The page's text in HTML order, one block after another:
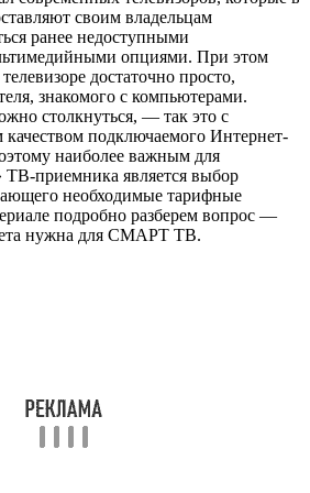
скоростная характеристика
от просматриваемых
предоставляют контент разного
различное быстродействие.
считается показатель
в диапазоне от 4 до 7 Мбит/сек —
фильмы онлайн в
(HD, Full HD). Их трансляция
как Bizon TV, «Мегого»,
др. Но в последнее время, чтобы
выход в сеть, включая IP-
заявляет Интернет-соединение,
сек.
при проводном подключении СМАРТ-
этому отсутствие